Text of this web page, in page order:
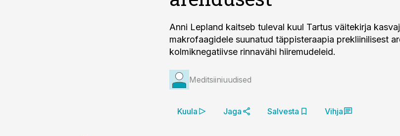
Anni Lepland kaitseb tuleval kuul Tartus väitekirja
makrofaagidele suunatud täppisteraapia prekliinilisest
kolmiknegatiivse rinnavähi hiiremudeleid.
Meditsiiniuudised
Kuula Jaga Salvesta Vihja